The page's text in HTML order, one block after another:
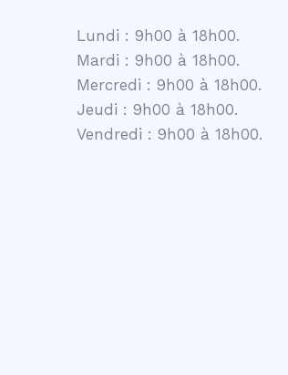
Lundi : 9h00 à 18h00.
Mardi : 9h00 à 18h00.
Mercredi : 9h00 à 18h00.
Jeudi : 9h00 à 18h00.
Vendredi : 9h00 à 18h00.